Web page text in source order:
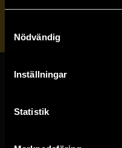
samlat in när du har
Nödvändig
Inställningar
Statistik
Stockholmsbutiken